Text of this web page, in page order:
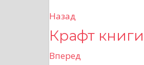
Н
а
Назад
Крафт книги
Вперед